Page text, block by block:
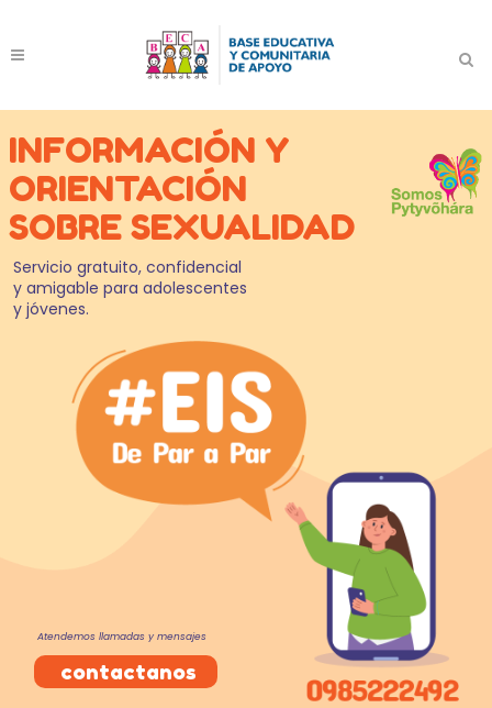
INFORMACIÓN Y
ORIENTACIÓN
SOBRE SEXUALIDAD
Servicio gratuito, confidencial
y amigable para adolescentes
y jóvenes.
Atendemos llamadas y mensajes
contactanos